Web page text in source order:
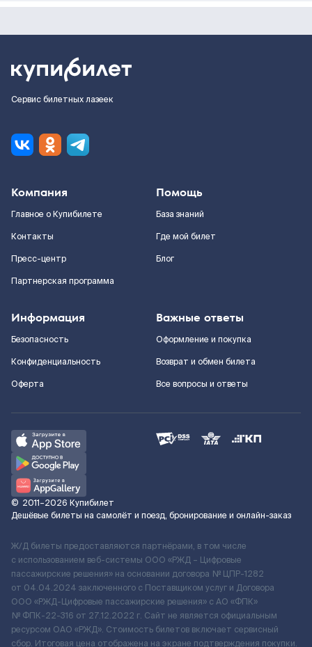
Сервис билетных лазеек
Компания
Главное о Купибилете
Контакты
Пресс-центр
Партнерская программа
Помощь
База знаний
Где мой билет
Блог
Информация
Безопасность
Конфиденциальность
Оферта
Важные ответы
Оформление и покупка
Возврат и обмен билета
Все вопросы и ответы
© 2011–2026 Купибилет
Дешёвые билеты на самолёт и поезд, бронирование и онлайн-заказ
Ж/Д билеты предоставляются партнёрами, в том числе
с использованием веб-системы ООО «РЖД – Цифровые
пассажирские решения» на основании договора № ЦПР-1282
от 04.04.2024 заключенного с Поставщиком услуг и Договора
ООО «РЖД-Цифровые пассажирские решения» c АО «ФПК»
№ ФПК-22-316 от 27.12.2022 г. Сайт не является официальным
ресурсом ОАО «РЖД». Стоимость билетов включает сервисный
сбор. Итоговая цена отображена на экране подтверждения покупки.